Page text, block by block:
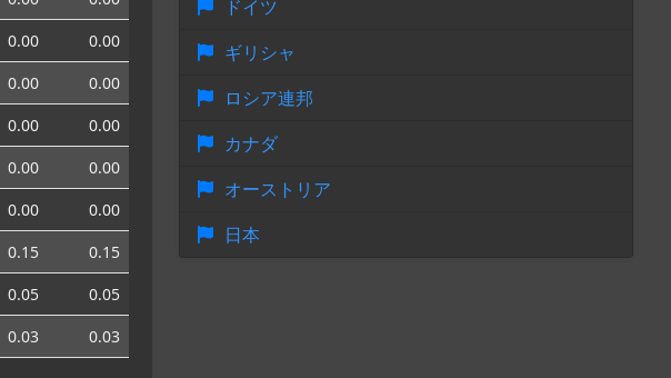
0.00
0.00
0.00
0.00
0.00
0.00
0.00
0.00
0.00
0.00
0.15
0.15
0.05
0.05
0.03 0.03
ドイツ
ギリシャ
ロシア連邦
カナダ
オーストリア
日本